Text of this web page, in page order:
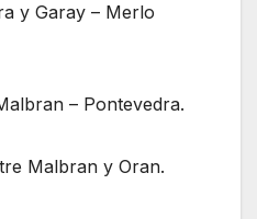
y Garay – Merlo
– Pontevedra.
Malbran y Oran.